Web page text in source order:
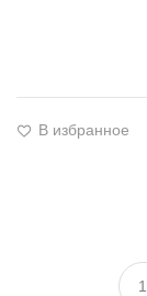
g В избранное